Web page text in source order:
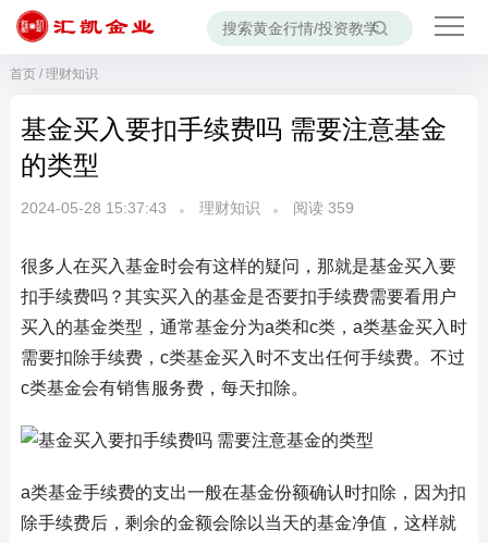
首页/ 理财知识
基金买入要扣手续费吗 需要注意基金
的类型
2024-05-28 15:37:43 理财知识 阅读 359
很多人在买入基金时会有这样的疑问，那就是基金买入要
扣手续费吗？其实买入的基金是否要扣手续费需要看用户
买入的基金类型，通常基金分为a类和c类，a类基金买入时
需要扣除手续费，c类基金买入时不支出任何手续费。不过
c类基金会有销售服务费，每天扣除。
a类基金手续费的支出一般在基金份额确认时扣除，因为扣
除手续费后，剩余的金额会除以当天的基金净值，这样就